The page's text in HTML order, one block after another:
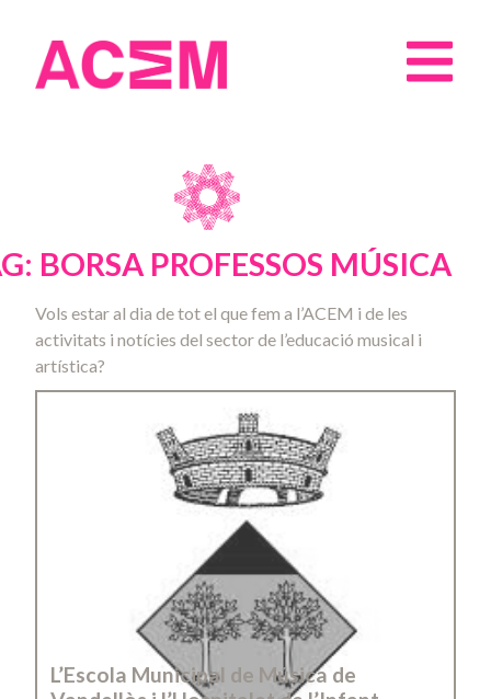
BORSA PROFESSOS MÚSICA
Vols estar al dia de tot el que fem a l’ACEM i de les
activitats i notícies del sector de l’educació musical i
artística?
L’Escola Municipal de Música de